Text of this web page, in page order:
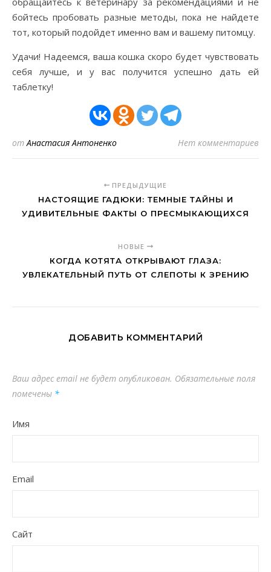
бойтесь пробовать разные методы, пока не найдете
тот, который подойдет именно вам и вашему питомцу.
Удачи! Надеемся, ваша кошка скоро будет чувствовать
себя лучше, и у вас получится успешно дать ей
таблетку!
отАнастасия Антоненко Нет комментариев
ПРЕДЫДУЩИЕ
НАСТОЯЩИЕ ГАДЮКИ: ТЕМНЫЕ ТАЙНЫ И
УДИВИТЕЛЬНЫЕ ФАКТЫ О ПРЕСМЫКАЮЩИХСЯ
НОВЫЕ
КОГДА КОТЯТА ОТКРЫВАЮТ ГЛАЗА:
УВЛЕКАТЕЛЬНЫЙ ПУТЬ ОТ СЛЕПОТЫ К ЗРЕНИЮ
ДОБАВИТЬ КОММЕНТАРИЙ
Ваш адрес email не будет опубликован. Обязательные поля
помечены *
Имя
Email
Сайт